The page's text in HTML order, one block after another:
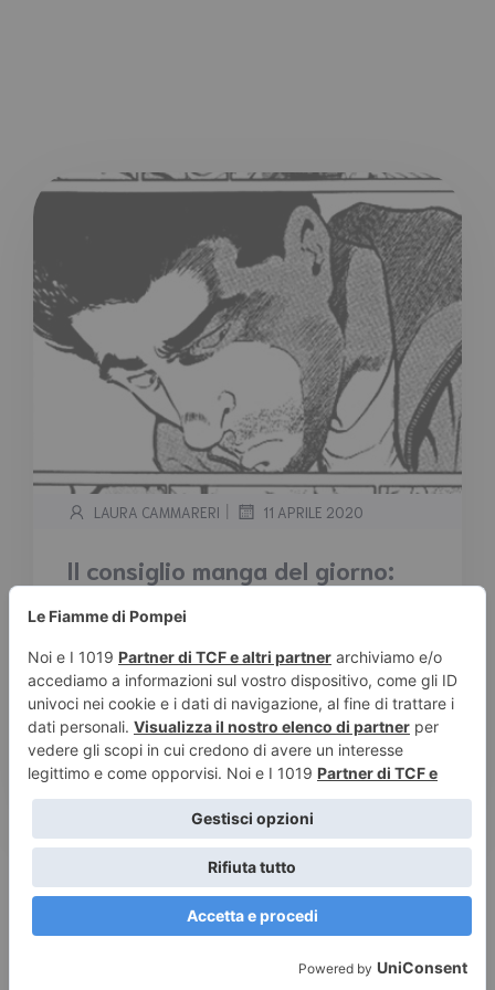
LAURA CAMMARERI | 11 APRILE 2020
Il consiglio manga del giorno:
Old Boy. Leggi su Le fiamme di
Tempo stimato di lettura:< 1 minuto
Affrontiamo la quarantena con la lettura, che
fa bene al corpo e alla mente! Ecco il consiglio
Manga di oggi: Old Boy
Leggi tutto
© 2026 Le Fiamme di Pompei – Recensioni di libri e articoli
Privacy e Cookies